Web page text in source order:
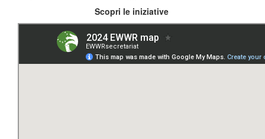
Scopri le iniziative